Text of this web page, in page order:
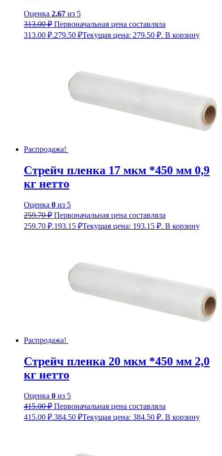
Оценка 2.67 из 5
313.00₽ Первоначальная цена составляла
313.00 ₽.279.50 ₽Текущая цена: 279.50 ₽. В корзину
Распродажа!
Стрейч пленка 17 мкм *450 мм 0,9
кг нетто
Оценка 0 из 5
259.70₽ Первоначальная цена составляла
259.70 ₽.193.15 ₽Текущая цена: 193.15 ₽. В корзину
Распродажа!
Стрейч пленка 20 мкм *450 мм 2,0
кг нетто
Оценка 0 из 5
415.00₽ Первоначальная цена составляла
415.00 ₽.384.50 ₽Текущая цена: 384.50 ₽. В корзину